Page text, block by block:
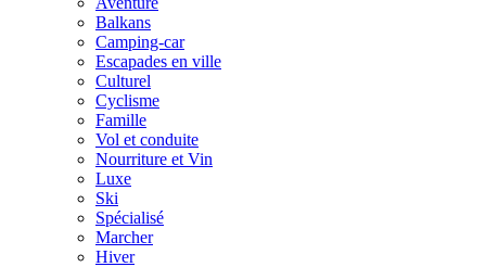
Balkans
Camping-car
Escapades en ville
Culturel
Cyclisme
Famille
Vol et conduite
Nourriture et Vin
Luxe
Ski
Spécialisé
Marcher
Hiver